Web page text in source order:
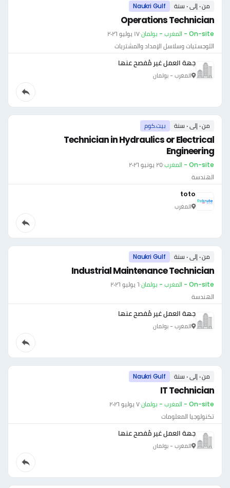
من ٠ إلى ٠ سنة Naukri Gulf
Operations Technician
On-site - المغرب - بولمان ·١٧ يوليو ٢٠٢٦
اللوجستيات وسلاسل الإمداد والمشتريات
جهة العمل غير مُفصح عنها
المغرب - بولمان
من ٠ إلى ٠ سنة بيت.كوم
Technician in Hydraulics or Electrical
Engineering
On-site - المغرب ·٢٥ يونيو ٢٠٢٦
الهندسة
toto
المغرب
من ٠ إلى ٠ سنة Naukri Gulf
Industrial Maintenance Technician
On-site - المغرب - بولمان ·٦ يوليو ٢٠٢٦
الهندسة
جهة العمل غير مُفصح عنها
المغرب - بولمان
من ٠ إلى ٠ سنة Naukri Gulf
IT Technician
On-site - المغرب - بولمان ·٧ يوليو ٢٠٢٦
تكنولوجيا المعلومات
جهة العمل غير مُفصح عنها
المغرب - بولمان